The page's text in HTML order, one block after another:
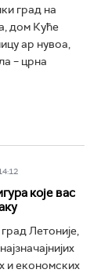
град на
дом Куће
ар нувоа,
– црна
које вас
Летоније,
и економских